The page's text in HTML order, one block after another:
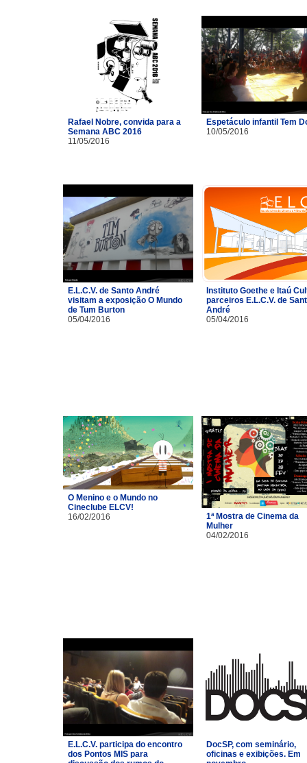
Rafael Nobre, convida para a
Semana ABC 2016
11/05/2016
Espetáculo infantil Tem
10/05/2016
E.L.C.V. de Santo André
visitam a exposição O Mundo
de Tum Burton
05/04/2016
Instituto Goethe e Itaú
parceiros E.L.C.V. de
André
05/04/2016
O Menino e o Mundo no
Cineclube ELCV!
16/02/2016
1ª Mostra de Cinema da
Mulher
04/02/2016
E.L.C.V. participa do encontro
dos Pontos MIS para
DocSP, com seminário,
oficinas e exibições. Em